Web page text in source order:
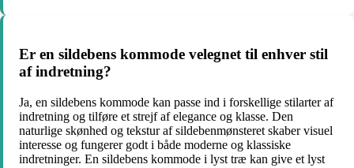
Er en sildebens kommode velegnet til enhver stil
af indretning?
Ja, en sildebens kommode kan passe ind i forskellige stilarter af
indretning og tilføre et strejf af elegance og klasse. Den
naturlige skønhed og tekstur af sildebenmønsteret skaber visuel
interesse og fungerer godt i både moderne og klassiske
indretninger. En sildebens kommode i lyst træ kan give et lyst